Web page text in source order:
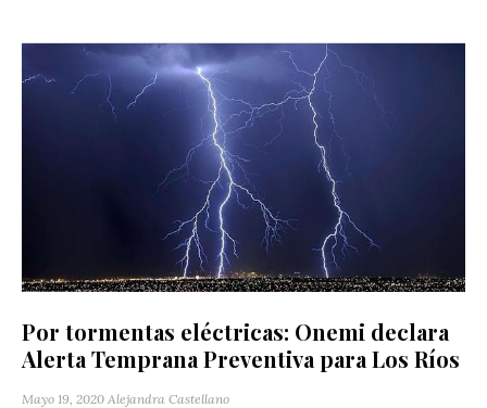
Por tormentas eléctricas: Onemi declara
Alerta Temprana Preventiva para Los Ríos
Mayo 19, 2020 Alejandra Castellano